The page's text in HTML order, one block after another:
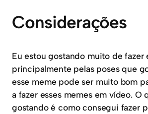
Considerações
Eu estou gostando muito de fazer
principalmente pelas poses que
esse meme pode ser muito bom
a fazer esses memes em vídeo. O
gostando é como consegui fazer